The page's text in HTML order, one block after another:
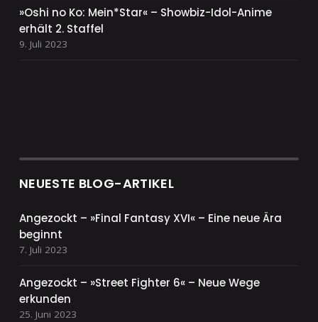
»Oshi no Ko: Mein*Star« – Showbiz-Idol-Anime
erhält 2. Staffel
9. Juli 2023
NEUESTE BLOG-ARTIKEL
Angezockt – »Final Fantasy XVI« – Eine neue Ära
beginnt
7. Juli 2023
Angezockt – »Street Fighter 6« – Neue Wege
erkunden
25. Juni 2023